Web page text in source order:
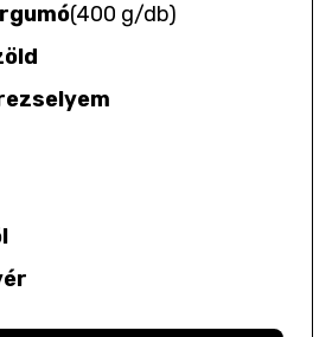
(400 g/db)